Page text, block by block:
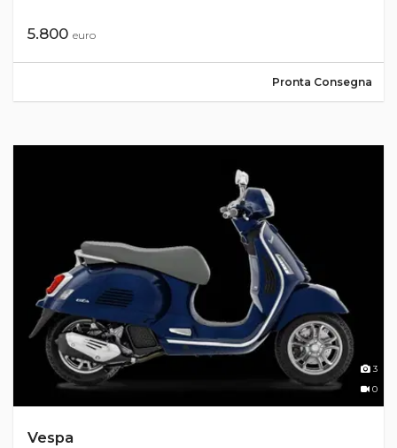
5.800 euro
Pronta Consegna
3
0
Vespa